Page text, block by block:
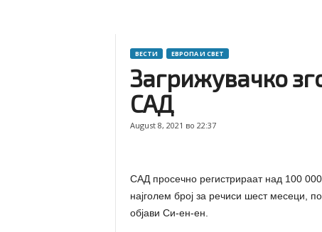
ВЕСТИ ЕВРОПА И СВЕТ
Загрижувачко
САД
August 8, 2021 во 22:37
САД просечно регистрираат над 100
најголем број за речиси шест месеци,
објави Си-ен-ен.